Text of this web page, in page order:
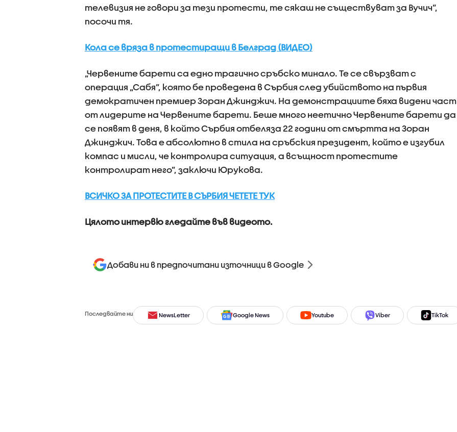
телевизия не говори за тези протести, те сякаш не съществуват за Вучич”,
посочи тя.
Кола се вряза в протестиращи в Белград (ВИДЕО)
„Червените барети са едно трагично сръбско минало. Те се свързват с
операция „Сабя”, която бе проведена в Сърбия след убийството на първия
демократичен премиер Зоран Джинджич. На демонстрациите бяха видени част
от лидерите на Червените барети. Беше много неетично Червените барети да
се появят в деня, в който Сърбия отбеляза 22 години от смъртта на Зоран
Джинджич. Това е абсолютно в стила на сръбския президент, който е изгубил
компас и мисли, че контролира ситуация, а всъщност протестите
контролират него”, заключи Юрукова.
ВСИЧКО ЗА ПРОТЕСТИТЕ В СЪРБИЯ ЧЕТЕТЕ ТУК
Цялото интервю гледайте във видеото.
Добави ни в предпочитани източници в Google
Последвайте ни NewsLetter Google News Youtube Viber TikTok